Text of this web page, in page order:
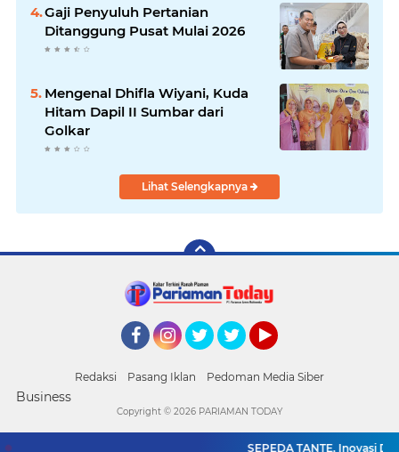
Gaji Penyuluh Pertanian
Ditanggung Pusat Mulai 2026
Mengenal Dhifla Wiyani, Kuda
Hitam Dapil II Sumbar dari
Golkar
Lihat Selengkapnya
Redaksi Pasang Iklan Pedoman Media Siber
Business
SEPEDA TANTE, Inovasi
Copyright © 2026 PARIAMAN TODAY